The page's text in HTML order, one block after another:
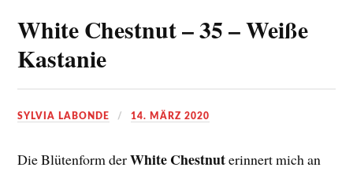
White Chestnut – 35 – Weiße
Kastanie
SYLVIA LABONDE 14. MÄRZ 2020
Die Blütenform derWhite Chestnuterinnert mich an